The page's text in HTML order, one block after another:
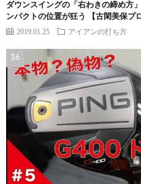
ダウンスイングの「右わきの締め方
ンパクトの位置が狂う 【古閑美保プ
2019.01.25 アイアンの打ち方